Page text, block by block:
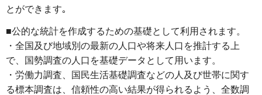
とができます｡
■公的な統計を作成するための基礎として利用されます。
・全国及び地域別の最新の人口や将来人口を推計する上
で、国勢調査の人口を基礎データとして用います。
・労働力調査、国民生活基礎調査などの人及び世帯に関す
る標本調査は、信頼性の高い結果が得られるよう、全数調